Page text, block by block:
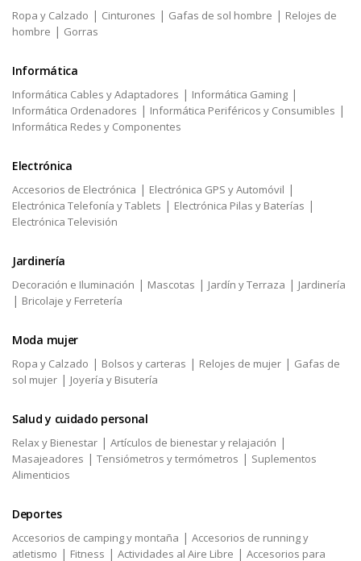
Ropa y Calzado | Cinturones | Gafas de sol hombre | Relojes de
hombre | Gorras
Informática
Informática Cables y Adaptadores | Informática Gaming |
Informática Ordenadores | Informática Periféricos y Consumibles |
Informática Redes y Componentes
Electrónica
Accesorios de Electrónica | Electrónica GPS y Automóvil |
Electrónica Telefonía y Tablets | Electrónica Pilas y Baterías |
Electrónica Televisión
Jardinería
Decoración e Iluminación | Mascotas | Jardín y Terraza | Jardinería
| Bricolaje y Ferretería
Moda mujer
Ropa y Calzado | Bolsos y carteras | Relojes de mujer | Gafas de
sol mujer | Joyería y Bisutería
Salud y cuidado personal
Relax y Bienestar | Artículos de bienestar y relajación |
Masajeadores | Tensiómetros y termómetros | Suplementos
Alimenticios
Deportes
Accesorios de camping y montaña | Accesorios de running y
atletismo | Fitness | Actividades al Aire Libre | Accesorios para